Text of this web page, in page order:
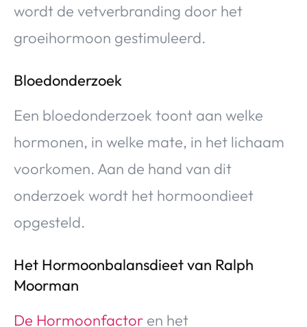
wordt de vetverbranding door het
groeihormoon gestimuleerd.
Bloedonderzoek
Een bloedonderzoek toont aan welke
hormonen, in welke mate, in het lichaam
voorkomen. Aan de hand van dit
onderzoek wordt het hormoondieet
opgesteld.
Het Hormoonbalansdieet van Ralph
Moorman
De Hormoonfactor en het